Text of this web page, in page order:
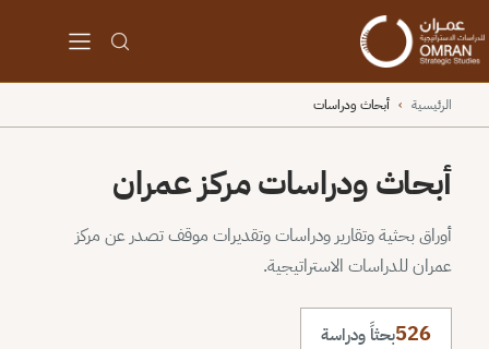
الرئيسية › أبحاث ودراسات
أبحاث ودراسات مركز عمران
أوراق بحثية وتقارير ودراسات وتقديرات موقف تصدر عن مركز
عمران للدراسات الاستراتيجية.
526بحثاً ودراسة